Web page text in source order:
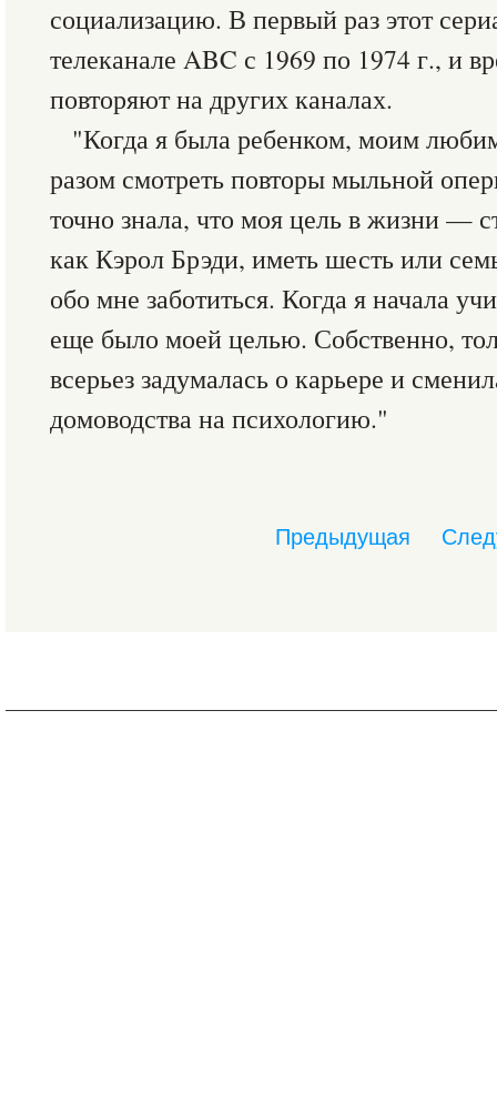
социализацию. В первый раз этот
телеканале ABC с 1969 по 1974 г., и
повторяют на других каналах.
"Когда я была ребенком, моим
разом смотреть повторы мыльной
точно знала, что моя цель в жизни —
как Кэрол Брэди, иметь шесть или
обо мне заботиться. Когда я начала
еще было моей целью. Собственно,
всерьез задумалась о карьере и
домоводства на психологию."
Предыдущая